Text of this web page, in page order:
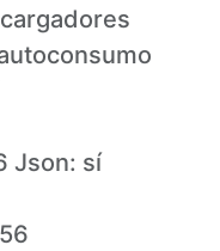
Json: sí